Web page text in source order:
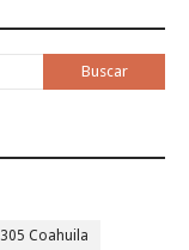
305 Coahuila